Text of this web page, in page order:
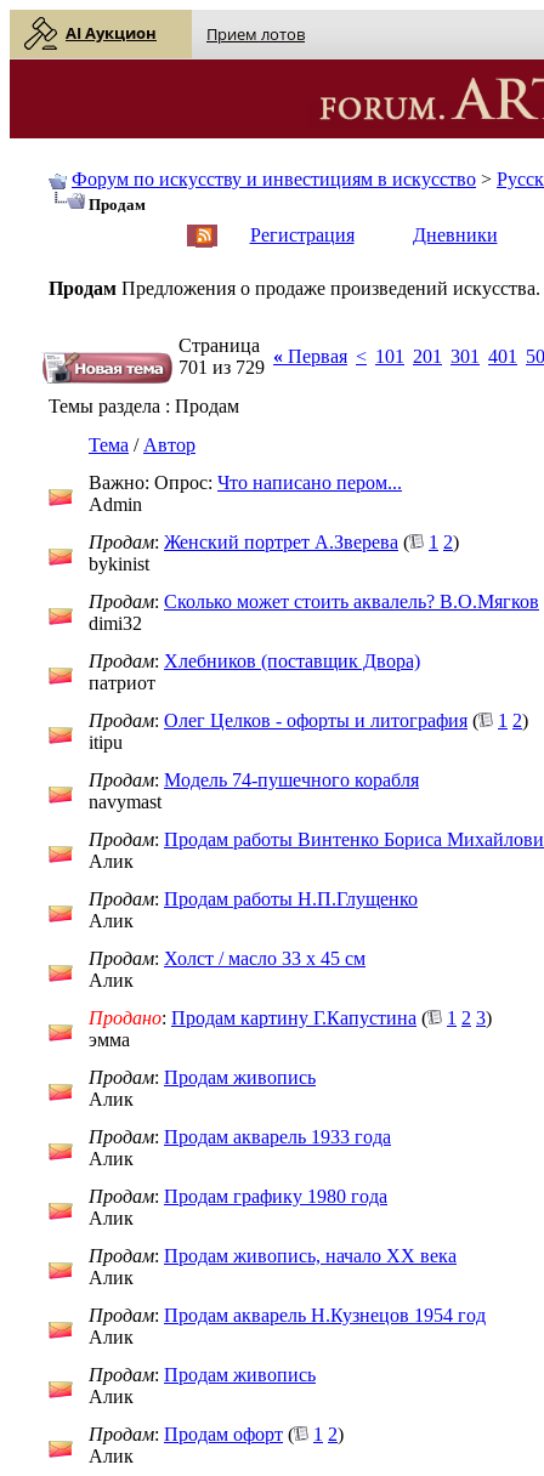
AI Аукцион Прием лотов
Форум по искусству и инвестициям в искусство >
Продам
Регистрация Дневники
Продам Предложения о продаже произведений искусства.
Страница
701 из 729
« Первая < 101 201 301 401
Темы раздела : Продам
Тема / Автор
Важно: Опрос: Что написано пером...
Admin
Продам: Женский портрет А.Зверева ( 1 2)
bykinist
Продам: Сколько может стоить аквалель? В.О.Мягков
dimi32
Продам: Хлебников (поставщик Двора)
патриот
Продам: Олег Целков - офорты и литография ( 1 2)
itipu
Продам: Модель 74-пушечного корабля
navymast
Продам: Продам работы Винтенко Бориса
Алик
Продам: Продам работы Н.П.Глущенко
Алик
Продам: Холст / масло 33 х 45 см
Алик
Продано: Продам картину Г.Капустина ( 1 2 3)
эмма
Продам: Продам живопись
Алик
Продам: Продам акварель 1933 года
Алик
Продам: Продам графику 1980 года
Алик
Продам: Продам живопись, начало ХХ века
Алик
Продам: Продам акварель Н.Кузнецов 1954 год
Алик
Продам: Продам живопись
Алик
Продам: Продам офорт ( 1 2)
Алик